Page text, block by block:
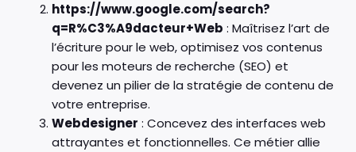
https://www.google.com/search?
q=R%C3%A9dacteur+Web : Maîtrisez l’art de
l’écriture pour le web, optimisez vos contenus
pour les moteurs de recherche (SEO) et
devenez un pilier de la stratégie de contenu de
votre entreprise.
Webdesigner : Concevez des interfaces web
attrayantes et fonctionnelles. Ce métier allie